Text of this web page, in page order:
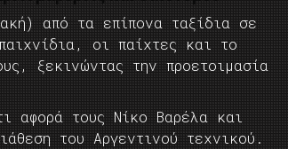
από τα επίπονα ταξίδια σε
οι παίχτες και το
ξεκινώντας την προετοιμασία
αφορά τους Νίκο Βαρέλα και
του Αργεντινού τεχνικού.